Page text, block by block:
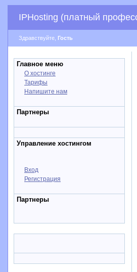
IPHosting (платный
Здравствуйте, Гость
Главное меню
О хостинге
Тарифы
Напишите нам
Партнеры
Управление хостингом
Вход
Регистрация
Партнеры